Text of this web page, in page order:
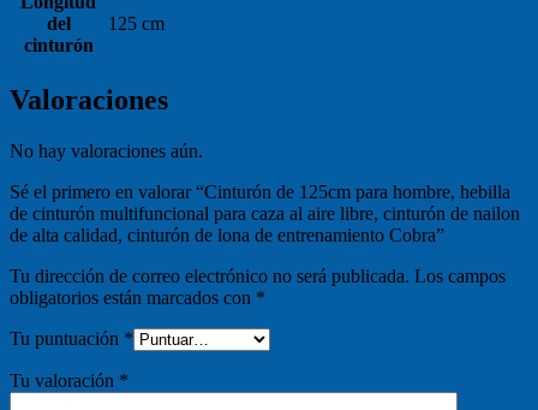
del
cinturón
125 cm
Valoraciones
No hay valoraciones aún.
Sé el primero en valorar “Cinturón de 125cm para hombre, hebilla
de cinturón multifuncional para caza al aire libre, cinturón de nailon
de alta calidad, cinturón de lona de entrenamiento Cobra”
Tu dirección de correo electrónico no será publicada. Los campos
obligatorios están marcados con *
Tu puntuación *
Tu valoración *